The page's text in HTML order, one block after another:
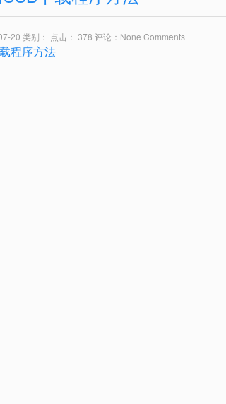
20 类别： 点击： 378 评论： None Comments
程序方法